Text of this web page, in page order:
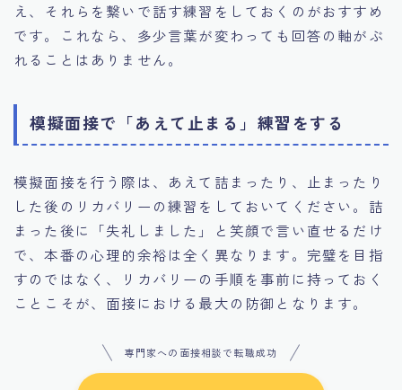
え、それらを繋いで話す練習をしておくのがおすすめ
です。これなら、多少言葉が変わっても回答の軸がぶ
れることはありません。
模擬面接で「あえて止まる」練習をする
模擬面接を行う際は、あえて詰まったり、止まったり
した後のリカバリーの練習をしておいてください。詰
まった後に「失礼しました」と笑顔で言い直せるだけ
で、本番の心理的余裕は全く異なります。完璧を目指
すのではなく、リカバリーの手順を事前に持っておく
ことこそが、面接における最大の防御となります。
専門家への面接相談で転職成功